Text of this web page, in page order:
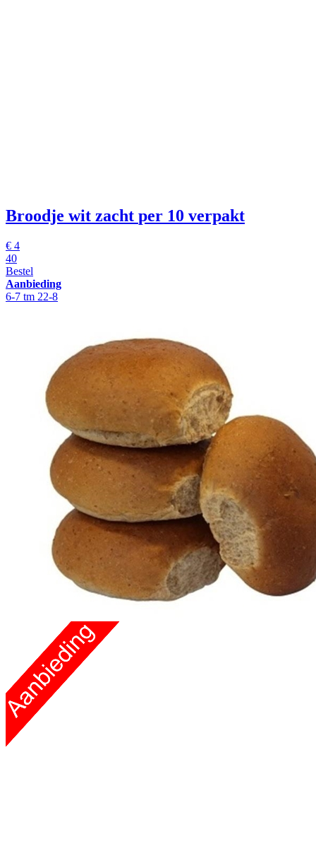
Broodje wit zacht per 10 verpakt
€ 4
40
Bestel
Aanbieding
6-7 tm 22-8